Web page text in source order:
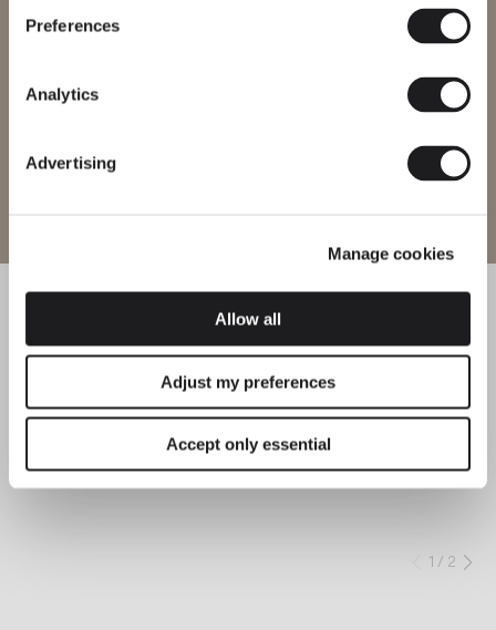
Preferences
Analytics
Advertising
Manage cookies
Allow all
Adjust my preferences
Accept only essential
Zurück
1 / 2
einige Produkte möglicherweise nicht in jeder Region verfügbar
Region ändern